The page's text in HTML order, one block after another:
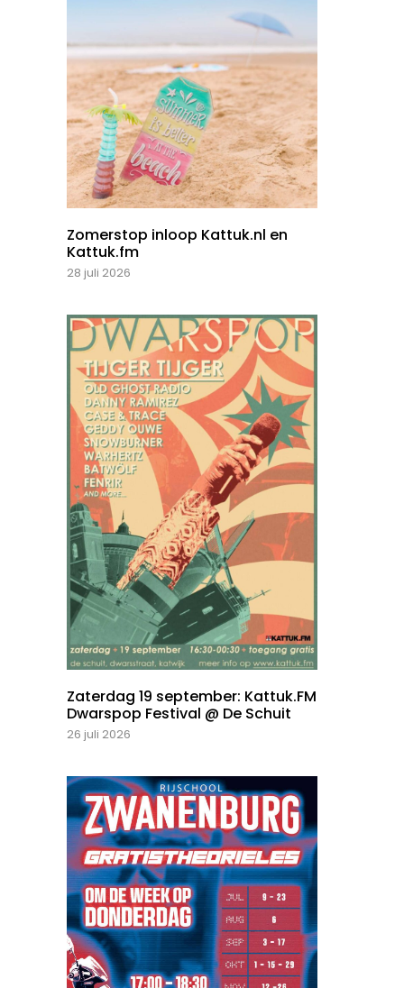
Zomerstop inloop Kattuk.nl en
Kattuk.fm
28 juli 2026
Zaterdag 19 september: Kattuk.FM
Dwarspop Festival @ De Schuit
26 juli 2026